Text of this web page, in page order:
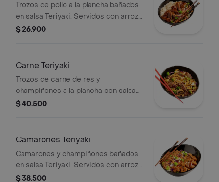
Trozos de pollo a la plancha bañados
en salsa Teriyaki. Servidos con arroz
blanco, japonés o pasta y vegetales,
$ 26.900
Carne Teriyaki
Trozos de carne de res y
champiñones a la plancha con salsa
Teriyaki. Servidos con arroz o pasta y
$ 40.500
Camarones Teriyaki
Camarones y champiñones bañados
en salsa Teriyaki. Servidos con arroz
blanco, japonés o pasta y vegetales,
$ 38.500